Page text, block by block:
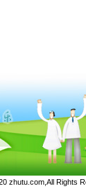
zhutu.com,All Rights